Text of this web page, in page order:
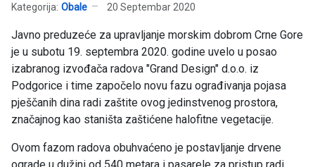
Kategorija: Obale 20 Septembar 2020
Javno preduzeće za upravljanje morskim dobrom Crne Gore
je u subotu 19. septembra 2020. godine uvelo u posao
izabranog izvođača radova "Grand Design" d.o.o. iz
Podgorice i time započelo novu fazu ograđivanja pojasa
pješčanih dina radi zaštite ovog jedinstvenog prostora,
značajnog kao staništa zaštićene halofitne vegetacije.
Ovom fazom radova obuhvaćeno je postavljanje drvene